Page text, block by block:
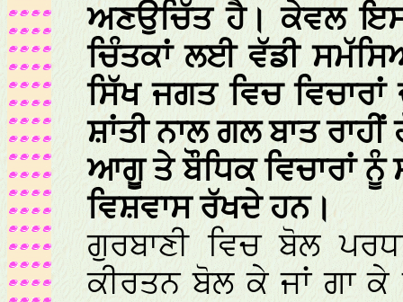
ਅਣਉਚਿੱਤ ਹੈ। ਕੇਵਲ
ਚਿੰਤਕਾਂ ਲਈ ਵੱਡੀ
ਸਿੱਖ ਜਗਤ ਵਿਚ
ਸ਼ਾਂਤੀ ਨਾਲ ਗਲ ਬਾਤ
ਆਗੂ ਤੇ ਬੌਧਿਕ ਵਿਚਾਰਾਂ ਨੂੰ
ਵਿਸ਼ਵਾਸ ਰੱਖਦੇ ਹਨ।
ਗੁਰਬਾਣੀ ਵਿਚ ਬੋਲ
ਕੀਰਤਨ ਬੋਲ ਕੇ ਜਾਂ ਗਾ ਕੇ